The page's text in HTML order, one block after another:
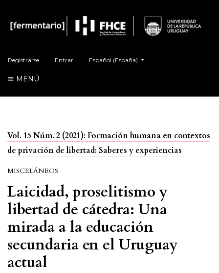
Registrarse Entrar Cambiar el idioma. El actual es:
Español (España)
MENÚ
Vol. 15 Núm. 2 (2021): Formación humana en contextos
de privación de libertad: Saberes y experiencias
MISCELÁNEOS
Laicidad, proselitismo y
libertad de cátedra: Una
mirada a la educación
secundaria en el Uruguay
actual